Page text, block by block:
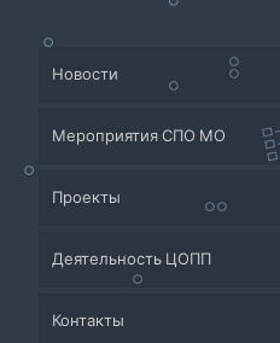
Новости
Мероприятия СПО МО
Проекты
Приёмная кампания
Система СПО Московской
Деятельность ЦОПП
Банк партнеров
Контакты